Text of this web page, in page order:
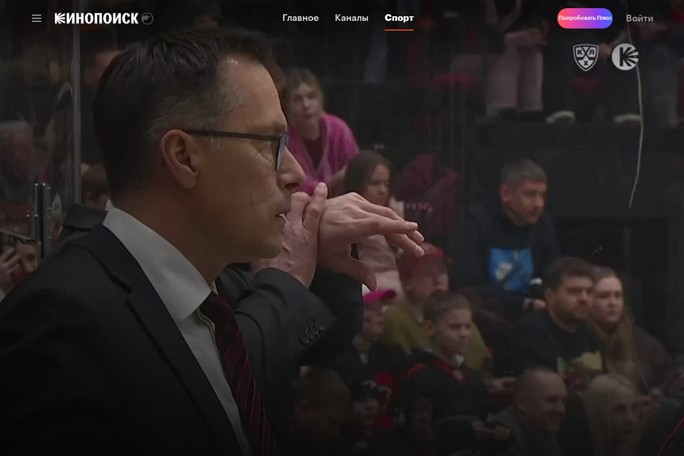
Главное Каналы Спорт
Главное Каналы Спорт Попробовать Плюс Войти